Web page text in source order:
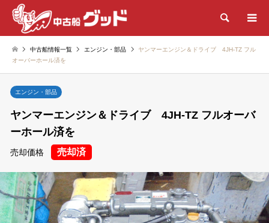
検索
中古船情報一覧 エンジン・部品
ヤンマーエンジン＆ドライブ 4JH-TZ フル
オーバーホール済を
エンジン・部品
ヤンマーエンジン＆ドライブ 4JH-TZ フルオーバ
ーホール済を
売却価格 売却済